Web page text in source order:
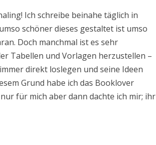
Ich schreibe beinahe täglich in
schöner dieses gestaltet ist umso
Doch manchmal ist es sehr
Tabellen und Vorlagen herzustellen –
direkt loslegen und seine Ideen
Grund habe ich das Booklover
für mich aber dann dachte ich mir; ihr